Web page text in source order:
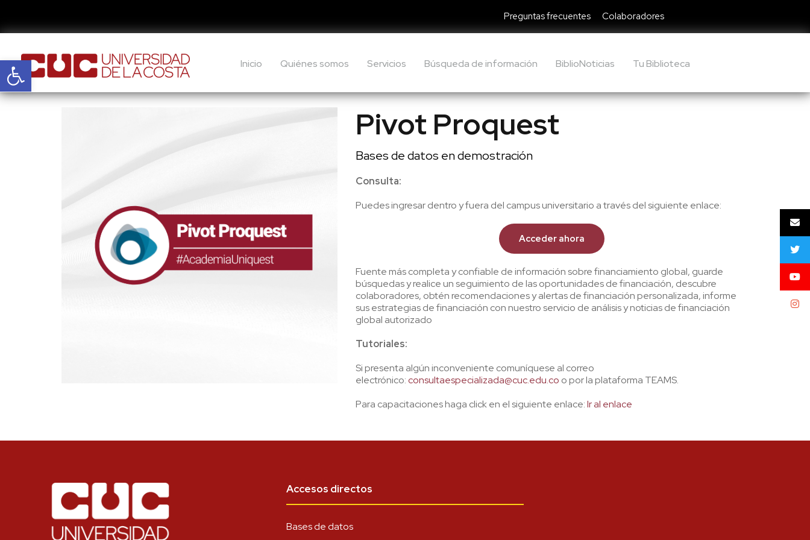
Abrir barra de herramientas
Preguntas frecuentes Colaboradores
Inicio Quiénes somos Servicios Búsqueda de información BiblioNoticias Tu Biblioteca
Pivot Proquest
Bases de datos en demostración
Consulta:
Puedes ingresar dentro y fuera del campus universitario a través del siguiente enlace:
Acceder ahora
Fuente más completa y confiable de información sobre financiamiento global, guarde
búsquedas y realice un seguimiento de las oportunidades de financiación, descubre
colaboradores, obtén recomendaciones y alertas de financiación personalizada, informe
sus estrategias de financiación con nuestro servicio de análisis y noticias de financiación
global autorizado
Tutoriales:
Si presenta algún inconveniente comuníquese al correo
electrónico: consultaespecializada@cuc.edu.co o por la plataforma TEAMS.
Para capacitaciones haga click en el siguiente enlace:Ir al enlace
Accesos directos
Bases de datos